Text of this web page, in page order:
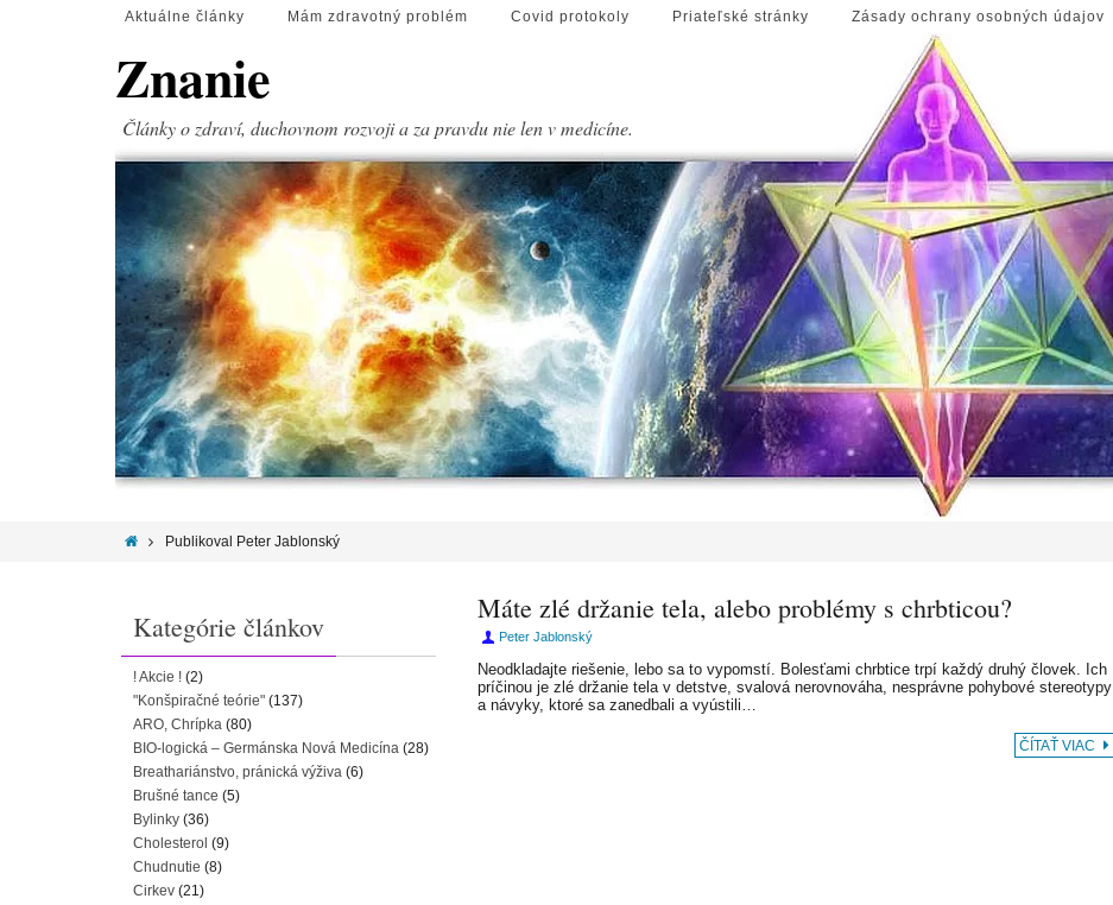
Aktuálne články Mám zdravotný problém Covid protokoly Priateľské stránky Zásady ochrany osobných údajov
Znanie
Články o zdraví, duchovnom rozvoji a za pravdu nie len v medicíne.
Publikoval Peter Jablonský
Máte zlé držanie tela, alebo problémy s chrbticou?
Peter Jablonský
Neodkladajte riešenie, lebo sa to vypomstí. Bolesťami chrbtice trpí každý druhý človek. Ich
príčinou je zlé držanie tela v detstve, svalová nerovnováha, nesprávne pohybové stereotypy
a návyky, ktoré sa zanedbali a vyústili…
ČÍTAŤ VIAC
Kategórie článkov
! Akcie ! (2)
"Konšpiračné teórie" (137)
ARO, Chrípka (80)
BIO-logická – Germánska Nová Medicína (28)
Breathariánstvo, pránická výživa (6)
Brušné tance (5)
Bylinky (36)
Cholesterol (9)
Chudnutie (8)
Cirkev (21)